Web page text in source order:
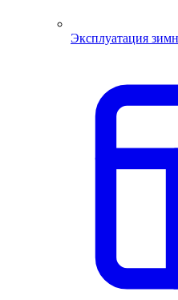
Эксплуатация